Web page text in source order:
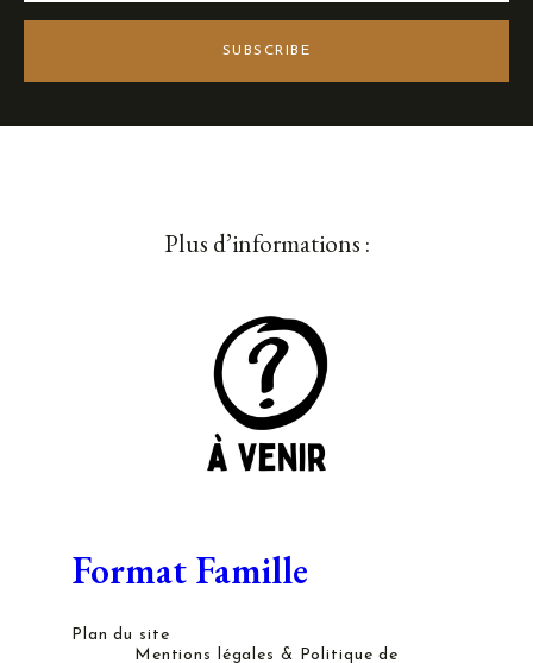
SUBSCRIBE
Plus d’informations :
Format Famille
Plan du site
Mentions légales & Politique de